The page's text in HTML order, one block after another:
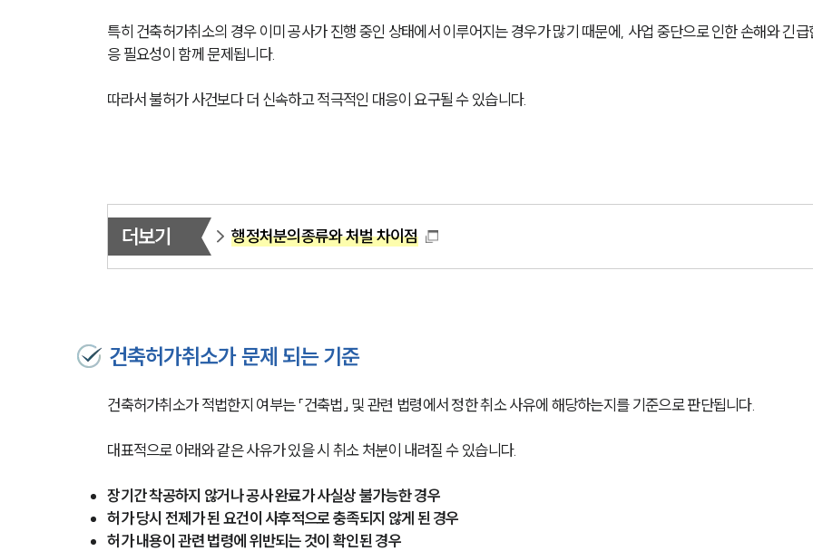
특히 건축허가취소의 경우 이미 공사가 진행 중인 상태에서 이루어지는 경우가 많기 때문에, 사업 중단으로 인한 손해와 긴급
응 필요성이 함께 문제됩니다.
따라서 불허가 사건보다 더 신속하고 적극적인 대응이 요구될 수 있습니다.
더보기 행정처분의종류와 처벌 차이점
건축허가취소가 문제 되는 기준
건축허가취소가 적법한지 여부는 「건축법」 및 관련 법령에서 정한 취소 사유에 해당하는지를 기준으로 판단됩니다.
대표적으로 아래와 같은 사유가 있을 시 취소 처분이 내려질 수 있습니다.
장기간 착공하지 않거나 공사 완료가 사실상 불가능한 경우
허가 당시 전제가 된 요건이 사후적으로 충족되지 않게 된 경우
허가 내용이 관련 법령에 위반되는 것이 확인된 경우